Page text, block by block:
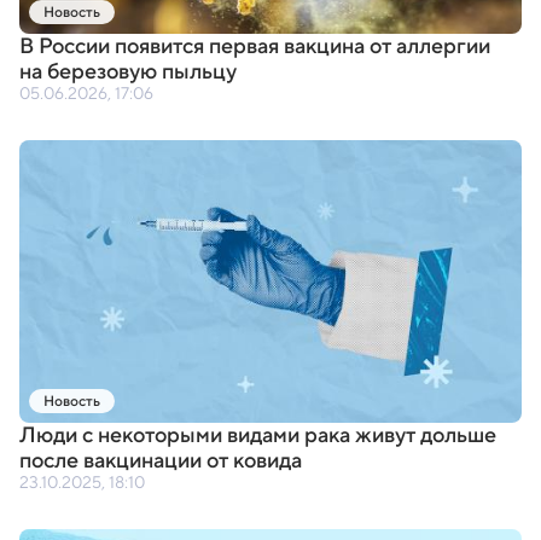
Новость
В России появится первая вакцина от аллергии
на березовую пыльцу
05.06.2026, 17:06
Новость
Люди с некоторыми видами рака живут дольше
после вакцинации от ковида
23.10.2025, 18:10